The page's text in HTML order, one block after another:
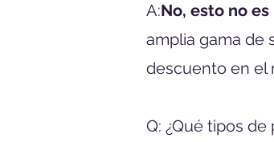
A:No, esto no
amplia gama de
descuento en el
Q:​ ¿Qué tipos